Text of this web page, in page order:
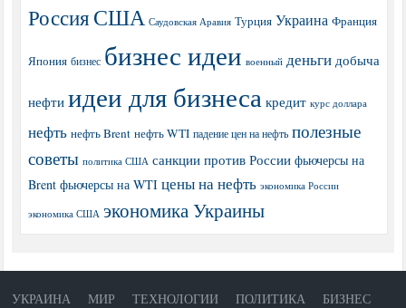
РоссияСША Саудовская Аравия Турция Украина Франция
Япония бизнес бизнес идеи военный деньги добыча
нефти идеи для бизнеса кредит курс доллара
нефть нефть Brent нефть WTI падение цен на нефть полезные
советы политика США санкции против России фьючерсы на
Brent фьючерсы на WTI цены на нефть экономика России
экономика США экономика Украины
УКРАИНА МИР ТЕХНОЛОГИИ ПОЛИТИКА
БИЗНЕС